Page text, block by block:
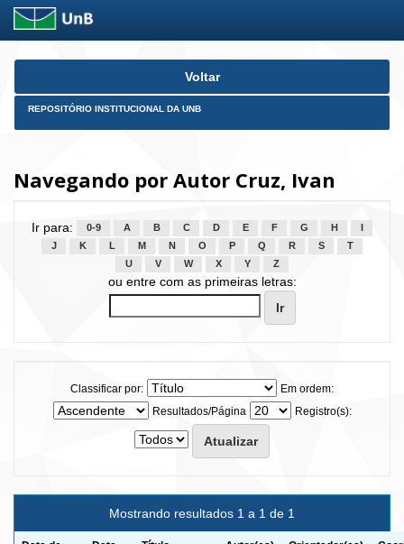
Skip
Voltar
REPOSITÓRIO INSTITUCIONAL DA UNB
Navegando por Autor Cruz, Ivan
Ir para: 0-9 A B C D E F G H
J
K L M N O P Q R S
T
U
V W X Y Z
ou entre com as primeiras letras:
Classificar por:
Em ordem:
Resultados/Página
Registro(s):
Mostrando resultados 1 a 1 de 1